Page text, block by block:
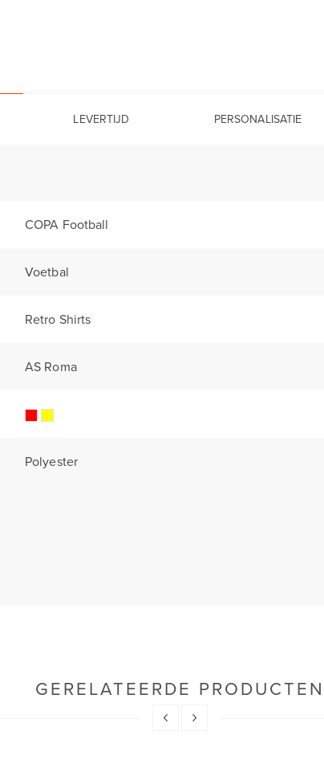
LEVERTIJD PERSONALISATIE
COPA Football
Voetbal
Retro Shirts
AS Roma
Polyester
GERELATEERDE PRODUCTEN